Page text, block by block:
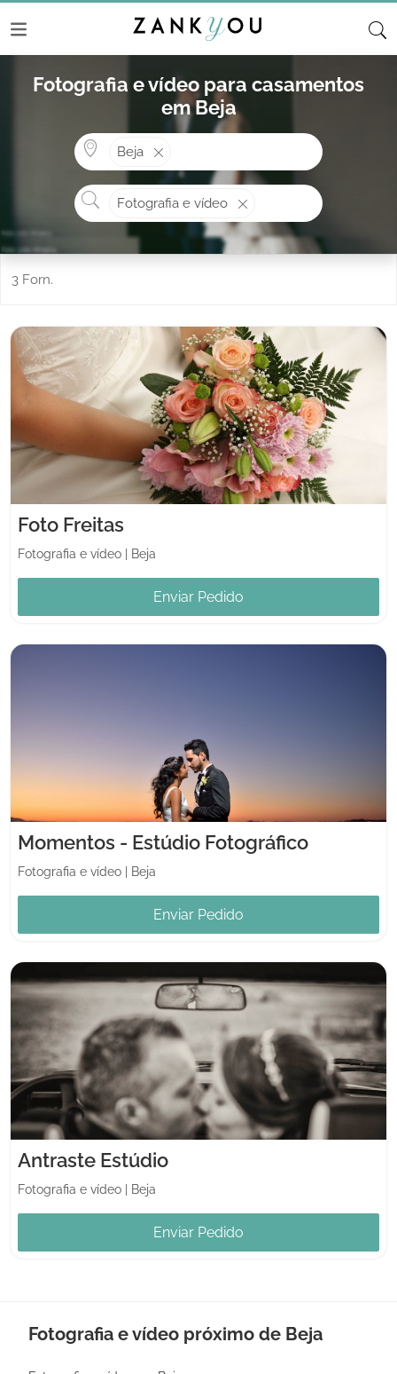
Fotografia e vídeo para casamentos
em Beja
Beja
O que procura?
Fotografia e vídeo
3 Forn.
Foto Freitas
Fotografia e vídeo Beja
Enviar Pedido
Momentos - Estúdio Fotográfico
Fotografia e vídeo Beja
Enviar Pedido
Antraste Estúdio
Fotografia e vídeo Beja
Enviar Pedido
Fotografia e vídeo próximo de Beja